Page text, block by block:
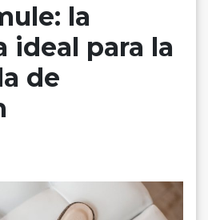
la
ideal para la
de